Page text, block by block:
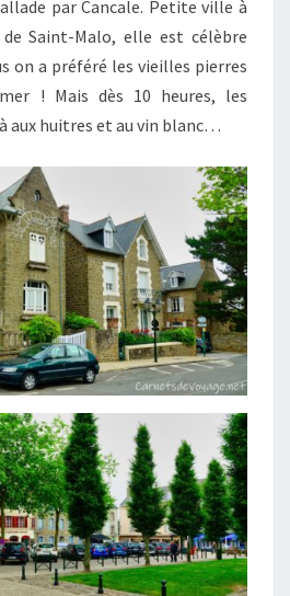
par Cancale. Petite ville à
Saint-Malo, elle est célèbre
on a préféré les vieilles pierres
! Mais dès 10 heures, les
aux huitres et au vin blanc…